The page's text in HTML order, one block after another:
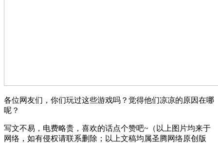
各位网友们，你们玩过这些游戏吗？觉得他们凉凉的原因在哪
呢？
写文不易，电费略贵，喜欢的话点个赞吧~（以上图片均来于
网络，如有侵权请联系删除；以上文稿均属圣腾网络原创版